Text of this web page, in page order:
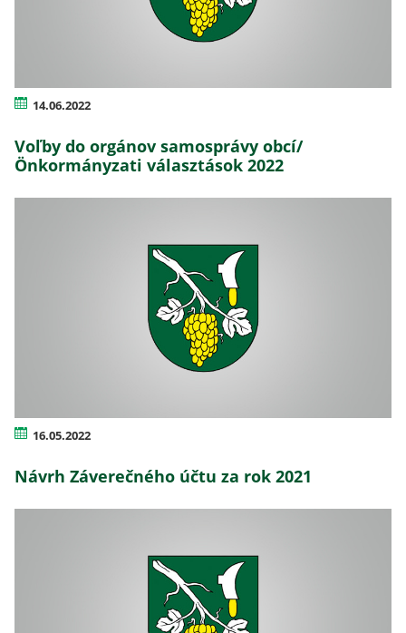
14.06.2022
Voľby do orgánov samosprávy obcí/
Önkormányzati választások 2022
16.05.2022
Návrh Záverečného účtu za rok 2021